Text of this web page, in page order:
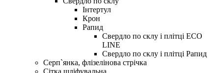
Інтертул
Крон
Рапид
Свердло по склу і плітці ECO
LINE
Свердло по склу і плітці Рапид
Серп`янка, флізелінова стрічка
Сітка шліфувальна